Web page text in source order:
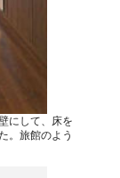
にして、床を
。旅館のよう